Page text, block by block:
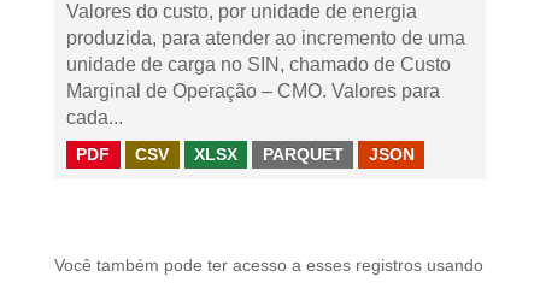
Valores do custo, por unidade de energia
produzida, para atender ao incremento de uma
unidade de carga no SIN, chamado de Custo
Marginal de Operação – CMO. Valores para
cada...
PDF CSV XLSX PARQUET JSON
Você também pode ter acesso a esses registros usando